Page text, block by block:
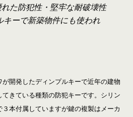
防犯性・堅牢な耐破壊性
キーで新築物件にも使われ
開発したディンプルキーで近年の建物
きている種類の防犯キーです。シリン
本付属していますが鍵の複製はメーカ